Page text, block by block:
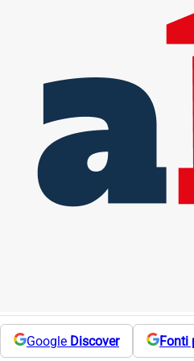
Google Discover Fonti